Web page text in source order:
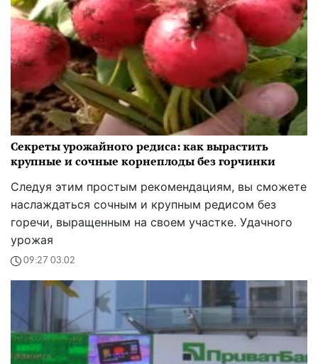
Секреты урожайного редиса: как вырастить
крупные и сочные корнеплоды без горчинки
Следуя этим простым рекомендациям, вы сможете
наслаждаться сочным и крупным редисом без
горечи, выращенным на своем участке. Удачного
урожая
09:27 03.02